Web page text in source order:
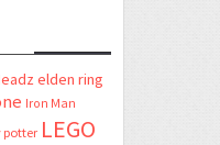
elden ring
Iron Man
potter LEGO